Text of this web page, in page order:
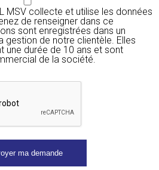
MSV collecte et utilise les données
de renseigner dans ce
sont enregistrées dans un
gestion de notre clientèle. Elles
une durée de 10 ans et sont
de la société.